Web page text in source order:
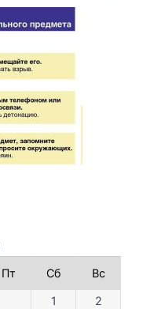
Пт Сб Вс
1
2